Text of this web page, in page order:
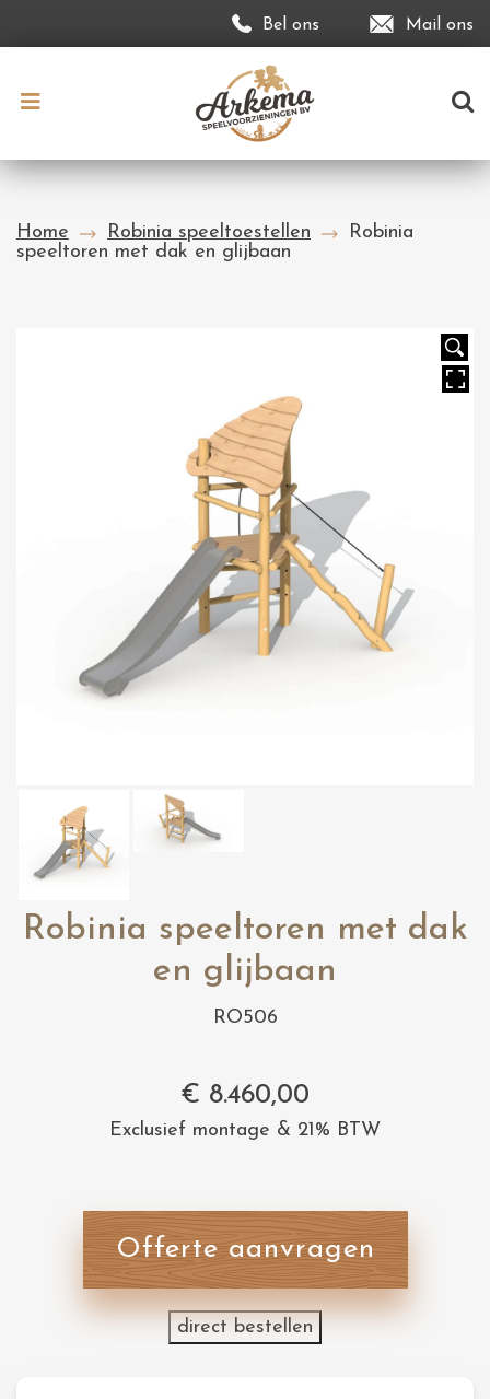
Bel ons Mail ons
Home Robinia speeltoestellen
Robinia
speeltoren met dak en glijbaan
Robinia speeltoren met dak
en glijbaan
RO506
€ 8.460,00
Exclusief montage & 21% BTW
Offerte aanvragen
direct bestellen